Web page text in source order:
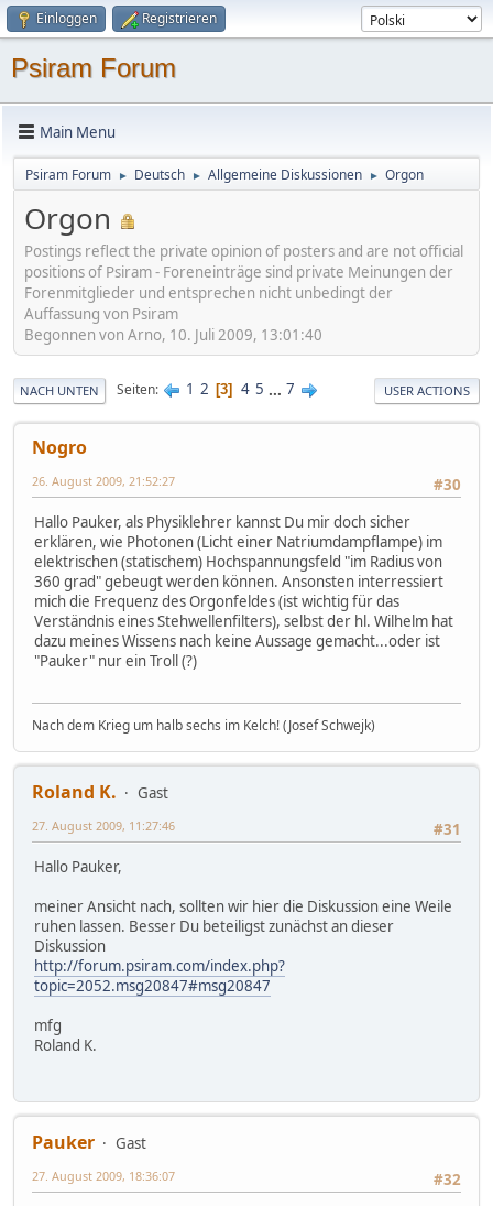
Einloggen Registrieren
Psiram Forum
Main Menu
Psiram Forum ► Deutsch ► Allgemeine Diskussionen ► Orgon
Orgon
Postings reflect the private opinion of posters and are not official
positions of Psiram - Foreneinträge sind private Meinungen der
Forenmitglieder und entsprechen nicht unbedingt der
Auffassung von Psiram
Begonnen von Arno, 10. Juli 2009, 13:01:40
NACH UNTEN Seiten 1 2 3 4 5 ... 7 USER ACTIONS
Nogro
#30
26. August 2009, 21:52:27
Hallo Pauker, als Physiklehrer kannst Du mir doch sicher
erklären, wie Photonen (Licht einer Natriumdampflampe) im
elektrischen (statischem) Hochspannungsfeld "im Radius von
360 grad" gebeugt werden können. Ansonsten interressiert
mich die Frequenz des Orgonfeldes (ist wichtig für das
Verständnis eines Stehwellenfilters), selbst der hl. Wilhelm hat
dazu meines Wissens nach keine Aussage gemacht...oder ist
"Pauker" nur ein Troll (?)
Nach dem Krieg um halb sechs im Kelch! (Josef Schwejk)
Roland K.
Gast
#31
27. August 2009, 11:27:46
Hallo Pauker,
meiner Ansicht nach, sollten wir hier die Diskussion eine Weile
ruhen lassen. Besser Du beteiligst zunächst an dieser
Diskussion
http://forum.psiram.com/index.php?
topic=2052.msg20847#msg20847
mfg
Roland K.
Pauker
Gast
#32
27. August 2009, 18:36:07